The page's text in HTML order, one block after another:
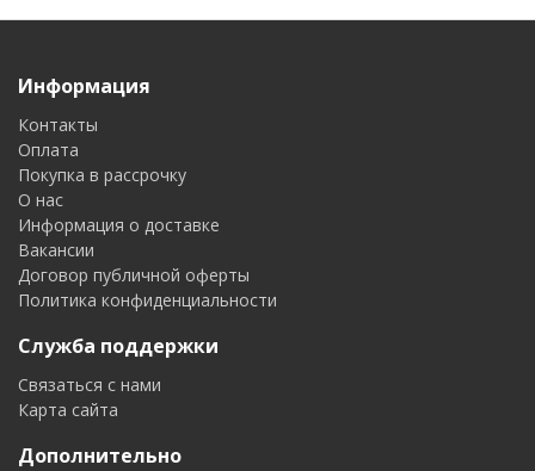
Информация
Контакты
Оплата
Покупка в рассрочку
О нас
Информация о доставке
Вакансии
Договор публичной оферты
Политика конфиденциальности
Служба поддержки
Связаться с нами
Карта сайта
Дополнительно